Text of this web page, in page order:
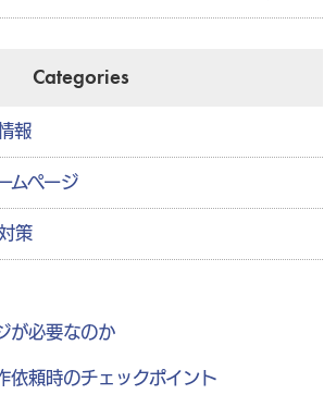
Categories
報
ムページ
策
が必要なのか
依頼時のチェックポイント